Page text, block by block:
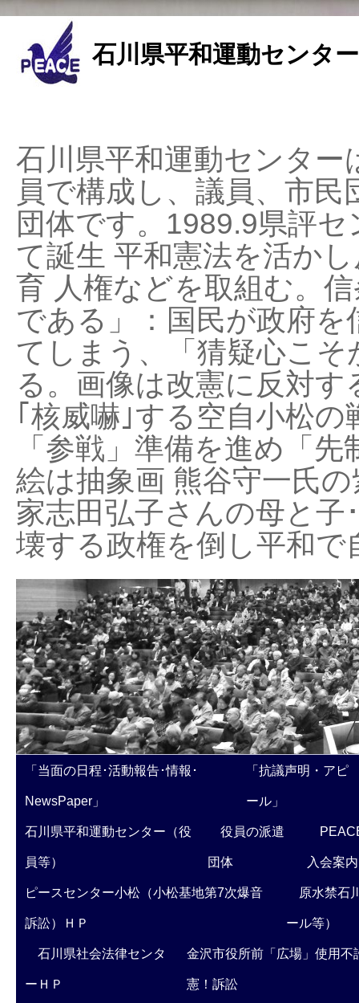
石川県平和運動センタ
石川県平和運動センタ
員で構成し、議員、市
団体です。1989.9県評
て誕生 平和憲法を活か
育 人権などを取組む。
である」：国民が政府
てしまう、「猜疑心こ
る。画像は改憲に反対
｢核威嚇｣する空自小松
「参戦」準備を進め「
絵は抽象画 熊谷守一氏
家志田弘子さんの母と子
壊する政権を倒し平和
「当面の日程･活動報告･情報･
NewsPaper」
「抗議声明・アピ
ール」
石川県平和運動センター（役
員等）
役員の派遣
団体 入会案内
ピースセンター小松（小松基地第7次爆音
訴訟）ＨＰ
原水禁石
ール等）
石川県社会法律センタ
ーＨＰ
金沢市役所前「広場」使用不
憲！訴訟